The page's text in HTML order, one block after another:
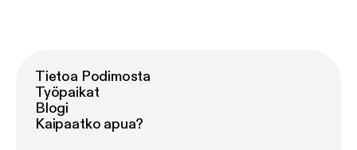
Tietoa Podimosta
Työpaikat
Blogi
Kaipaatko apua?